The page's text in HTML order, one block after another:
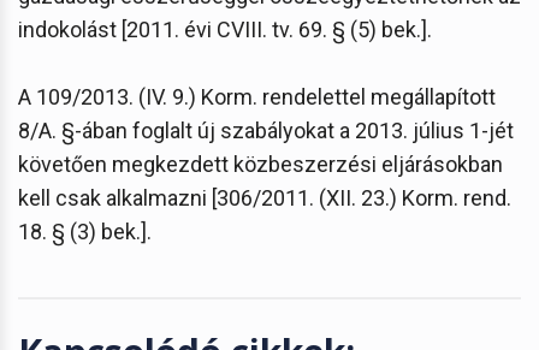
indokolást [2011. évi CVIII. tv. 69. § (5) bek.].
A 109/2013. (IV. 9.) Korm. rendelettel megállapított
8/A. §-ában foglalt új szabályokat a 2013. július 1-jét
követően megkezdett közbeszerzési eljárásokban
kell csak alkalmazni [306/2011. (XII. 23.) Korm. rend.
18. § (3) bek.].